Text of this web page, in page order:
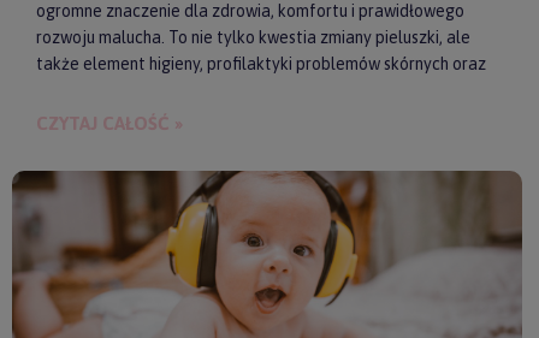
ogromne znaczenie dla zdrowia, komfortu i prawidłowego
rozwoju malucha. To nie tylko kwestia zmiany pieluszki, ale
także element higieny, profilaktyki problemów skórnych oraz
CZYTAJ CAŁOŚĆ »